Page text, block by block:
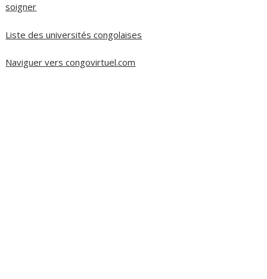
soigner
Liste des universités congolaises
Naviguer vers congovirtuel.com